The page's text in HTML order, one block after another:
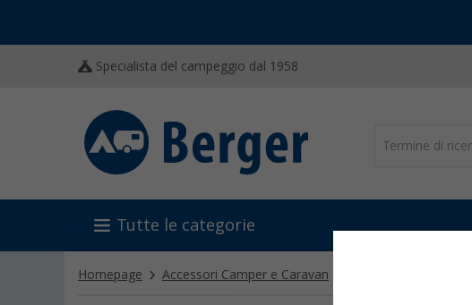
Specialista del campeggio dal 1958
Tutte le categorie
Homepage Accessori Camper e Caravan Allestimento e